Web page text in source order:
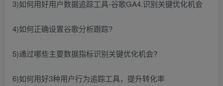
3)如何用好用户数据追踪工具-谷歌GA4.识别关键优化机会
4)如何正确设置谷歌分析跟踪?
5)通过哪些主要数据指标识别关键优化机会?
6)如何用好3种用户行为追踪工具，提升转化率